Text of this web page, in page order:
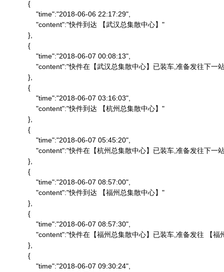
            {
                "time":"2018-06-06 22:17:29",
                "content":"快件到达 【武汉总集散中心】"
            },
            {
                "time":"2018-06-07 00:08:13",
"content":"快件在【武汉总集散中心】已装车,准备发往下一
            },
            {
                "time":"2018-06-07 03:16:03",
                "content":"快件到达 【杭州总集散中心】"
            },
            {
                "time":"2018-06-07 05:45:20",
"content":"快件在【杭州总集散中心】已装车,准备发往下一
            },
            {
                "time":"2018-06-07 08:57:00",
                "content":"快件到达 【福州总集散中心】"
            },
            {
                "time":"2018-06-07 08:57:30",
"content":"快件在【福州总集散中心】已装车,准备发往 【
            },
            {
                "time":"2018-06-07 09:30:24",